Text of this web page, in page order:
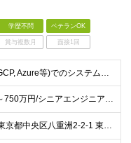
学歴不問 ベテランOK
賞与複数月 面接1回
◆クラウド上(AWS,GCP, Azure等)でのシステム開発・運用経験 ◆フレームワークを使用したWebアプリケーションの開発経験 ◆モダン言語を用いた開発経験 ※学歴不問 【求める人物像】 ・チ
想定年収：年収450～750万円/シニアエンジニア:年収650～1200万円 ◆月給37.5万円以上 ※経験・能力に応じて決定します。 ※固定残業代（月45時間分相当／9.9万円～）を含みます ※超
◆本社(東京駅直結) 東京都中央区八重洲2-2-1 東京ミッドタウン八重洲 八重洲セントラルタワー8階 ※就業場所変更の範囲：会社の定める場所